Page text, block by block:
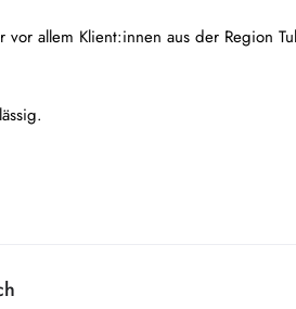
vor allem Klient:innen aus der Region